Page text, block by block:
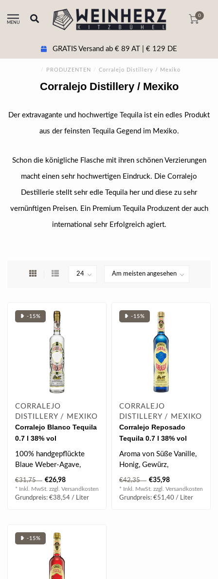
MENU
0
GRATIS Versand ab € 89 AT | € 129 DE
/ PRODUZENTEN / Corralejo Distillery / Mexiko
Corralejo Distillery / Mexiko
Der extravagante und hochwertige Tequila ist ein edles Produkt
aus der feinsten Tequila Gegend im Mexiko.
Schon die königliche Flasche mit ihren schönen Verzierungen
macht einen sehr hochwertigen Eindruck. Die Corralejo
Destillerie stellt sehr edle Tequila her und diese zu sehr
vernünftigen Preisen. Ein Premium Tequila Produzent der auch
international sehr Erfolgreich agiert.
❥ -15%
CORRALEJO
DISTILLERY / MEXIKO
Corralejo Blanco Tequila
0.7 l 38% vol
100% handgepflückte
Blaue Weber-Agave,
doppelt destilliert, dann
frisch in der ..
€31,75 €26,98
* Inkl. MwSt. zzgl. Versandkosten
Grundpreis: €38,54 / Liter
❥ -15%
CORRALEJO
DISTILLERY / MEXIKO
Corralejo Reposado
Tequila 0.7 l 38% vol
Aroma von Süße Vanille,
Honig, Gewürz,
Eichendeket. Ein Finish
mit einer harm..
€42,35 €35,98
* Inkl. MwSt. zzgl. Versandkosten
Grundpreis: €51,40 / Liter
❥ -15%